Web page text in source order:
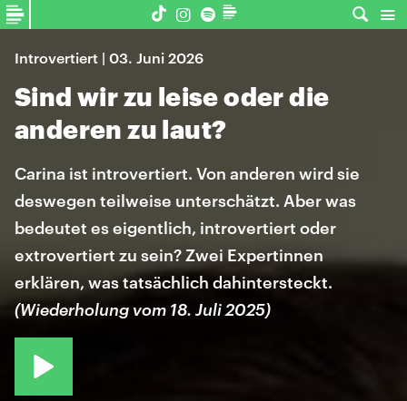
Introvertiert | 03. Juni 2026
Sind wir zu leise oder die
anderen zu laut?
Carina ist introvertiert. Von anderen wird sie
deswegen teilweise unterschätzt. Aber was
bedeutet es eigentlich, introvertiert oder
extrovertiert zu sein? Zwei Expertinnen
erklären, was tatsächlich dahintersteckt.
(Wiederholung vom 18. Juli 2025)